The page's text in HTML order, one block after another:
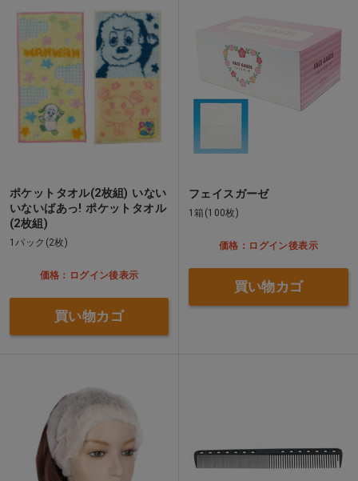
ポケットタオル(2枚組) いない
いないばあっ! ポケットタオル
(2枚組)
1パック(2枚)
価格：ログイン後表示
買い物カゴ
フェイスガーゼ
1箱(100枚)
価格：ログイン後表示
買い物カゴ